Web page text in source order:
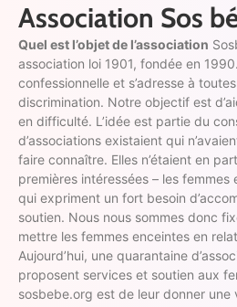
Association Sos
Quel est l’objet de l’association
association loi 1901, fondée en
confessionnelle et s’adresse à
discrimination. Notre objectif est
en difficulté. L’idée est partie du
d’associations existaient qui
faire connaître. Elles n’étaient en
premières intéressées – les
qui expriment un fort besoin
soutien. Nous nous sommes donc
mettre les femmes enceintes en
Aujourd’hui, une quarantaine
proposent services et soutien aux
sosbebe.org est de leur donner une